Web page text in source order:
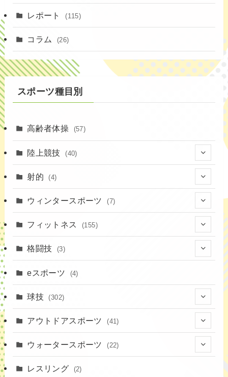
(4)
(1)
レポート (115)
コラム (26)
スポーツ種目別
高齢者体操 (57)
陸上競技 (40)
(2)
射的 (4)
(4)
ウィンタースポーツ (7)
(7)
フィットネス (155)
(16)
(37)
(18)
格闘技 (3)
(3)
eスポーツ (4)
球技 (302)
(20)
アウトドアスポーツ (41)
(4)
(8)
ウォータースポーツ (22)
(7)
レスリング (2)